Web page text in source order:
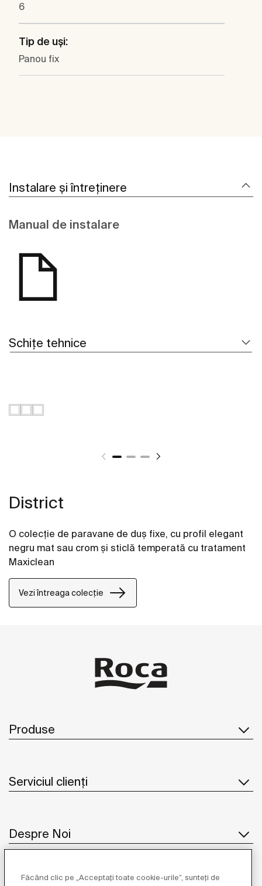
6
Tip de uşi:
Panou fix
Instalare și întreținere
Manual de instalare
Schițe tehnice
District
O colecție de paravane de duș fixe, cu profil elegant
negru mat sau crom și sticlă temperată cu tratament
Maxiclean
Vezi întreaga colecție
Produse
Serviciul clienți
Despre Noi
Făcând clic pe „Acceptați toate cookie-urile”, sunteți de